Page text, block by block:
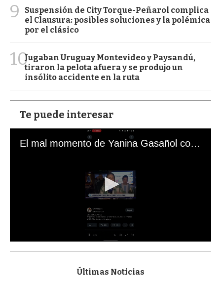
9
Suspensión de City Torque-Peñarol complica
el Clausura: posibles soluciones y la polémica
por el clásico
10Jugaban Uruguay Montevideo y Paysandú,
tiraron la pelota afuera y se produjo un
insólito accidente en la ruta
Te puede interesar
El mal momento de Yanina Gasañol con un hincha argentino en "Subrayado"
s
Últimas Noticias